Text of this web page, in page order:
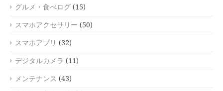
グルメ・食べログ (15)
スマホアクセサリー (50)
スマホアプリ (32)
デジタルカメラ (11)
メンテナンス (43)